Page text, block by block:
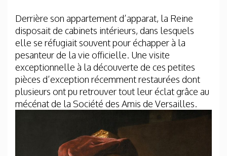
Derrière son appartement d’apparat, la Reine
disposait de cabinets intérieurs, dans lesquels
elle se réfugiait souvent pour échapper à la
pesanteur de la vie officielle. Une visite
exceptionnelle à la découverte de ces petites
pièces d’exception récemment restaurées dont
plusieurs ont pu retrouver tout leur éclat grâce au
mécénat de la Société des Amis de Versailles.